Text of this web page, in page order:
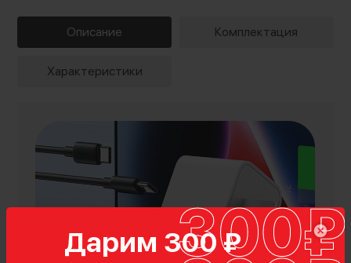
Дарим 300 ₽
Описание Комплектация
Характеристики